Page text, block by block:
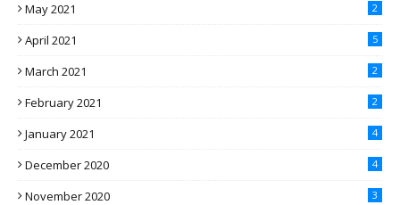
May 2021 2
April 2021 5
March 2021 2
February 2021 2
January 2021 4
December 2020 4
November 2020 3